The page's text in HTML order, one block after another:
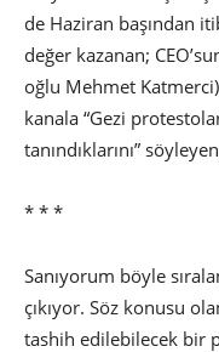
de Haziran başından
değer kazanan;
oğlu Mehmet
kanala “Gezi
tanındıklarını”
* * *
Sanıyorum böyle
çıkıyor. Söz konusu
tashih edilebilecek bir